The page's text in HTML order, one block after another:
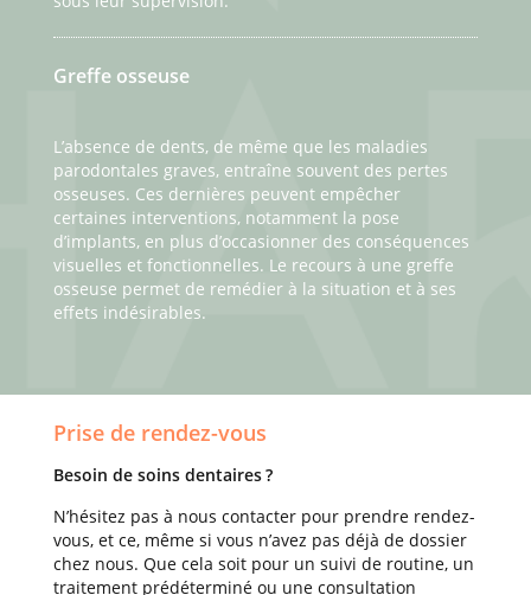
Greffe osseuse
L’absence de dents, de même que les maladies
parodontales graves, entraîne souvent des pertes
osseuses. Ces dernières peuvent empêcher
certaines interventions, notamment la pose
d’implants, en plus d’occasionner des conséquences
visuelles et fonctionnelles. Le recours à une greffe
osseuse permet de remédier à la situation et à ses
effets indésirables.
Prise de rendez-vous
Besoin de soins dentaires ?
N’hésitez pas à nous contacter pour prendre rendez-
vous, et ce, même si vous n’avez pas déjà de dossier
chez nous. Que cela soit pour un suivi de routine, un
traitement prédéterminé ou une consultation